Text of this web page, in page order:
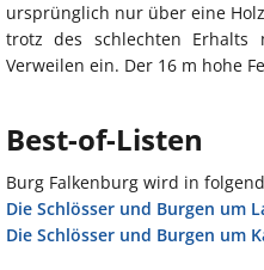
ursprünglich nur über eine
trotz des schlechten
Verweilen ein. Der 16 m hohe
Best-of-Listen
Burg Falkenburg wird in
Die Schlösser und Burgen um
Die Schlösser und Burgen um